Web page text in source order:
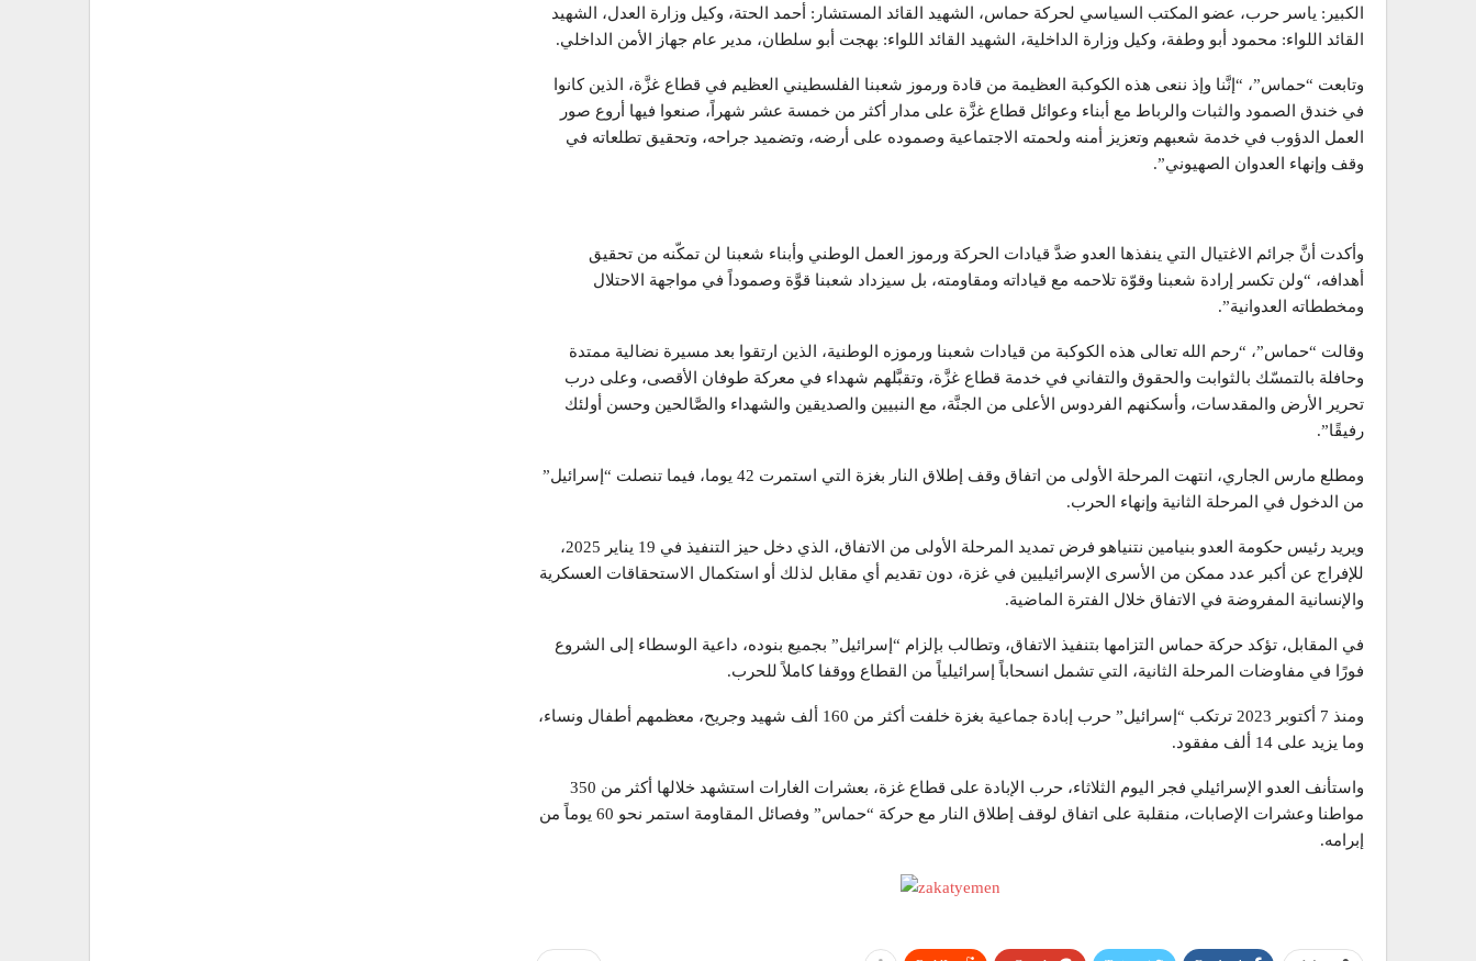
الكبير: ياسر حرب، عضو المكتب السياسي لحركة حماس، الشهيد القائد المستشار: أحمد الحتة، وكيل وزارة العدل، الشهيد
القائد اللواء: محمود أبو وطفة، وكيل وزارة الداخلية، الشهيد القائد اللواء: بهجت أبو سلطان، مدير عام جهاز الأمن الداخلي.
وتابعت “حماس”، “إنَّنا وإذ ننعى هذه الكوكبة العظيمة من قادة ورموز شعبنا الفلسطيني العظيم في قطاع غزَّة، الذين كانوا
في خندق الصمود والثبات والرباط مع أبناء وعوائل قطاع غزَّة على مدار أكثر من خمسة عشر شهراً، صنعوا فيها أروع صور
العمل الدؤوب في خدمة شعبهم وتعزيز أمنه ولحمته الاجتماعية وصموده على أرضه، وتضميد جراحه، وتحقيق تطلعاته في
وقف وإنهاء العدوان الصهيوني”.
وأكدت أنَّ جرائم الاغتيال التي ينفذها العدو ضدَّ قيادات الحركة ورموز العمل الوطني وأبناء شعبنا لن تمكّنه من تحقيق
أهدافه، “ولن تكسر إرادة شعبنا وقوّة تلاحمه مع قياداته ومقاومته، بل سيزداد شعبنا قوَّة وصموداً في مواجهة الاحتلال
ومخططاته العدوانية”.
وقالت “حماس”، “رحم الله تعالى هذه الكوكبة من قيادات شعبنا ورموزه الوطنية، الذين ارتقوا بعد مسيرة نضالية ممتدة
وحافلة بالتمسّك بالثوابت والحقوق والتفاني في خدمة قطاع غزَّة، وتقبَّلهم شهداء في معركة طوفان الأقصى، وعلى درب
تحرير الأرض والمقدسات، وأسكنهم الفردوس الأعلى من الجنَّة، مع النبيين والصديقين والشهداء والصَّالحين وحسن أولئك
رفيقًا”.
ومطلع مارس الجاري، انتهت المرحلة الأولى من اتفاق وقف إطلاق النار بغزة التي استمرت 42 يوما، فيما تنصلت “إسرائيل”
من الدخول في المرحلة الثانية وإنهاء الحرب.
ويريد رئيس حكومة العدو بنيامين نتنياهو فرض تمديد المرحلة الأولى من الاتفاق، الذي دخل حيز التنفيذ في 19 يناير 2025،
للإفراج عن أكبر عدد ممكن من الأسرى الإسرائيليين في غزة، دون تقديم أي مقابل لذلك أو استكمال الاستحقاقات العسكرية
والإنسانية المفروضة في الاتفاق خلال الفترة الماضية.
في المقابل، تؤكد حركة حماس التزامها بتنفيذ الاتفاق، وتطالب بإلزام “إسرائيل” بجميع بنوده، داعية الوسطاء إلى الشروع
فورًا في مفاوضات المرحلة الثانية، التي تشمل انسحاباً إسرائيلياً من القطاع ووقفا كاملاً للحرب.
ومنذ 7 أكتوبر 2023 ترتكب “إسرائيل” حرب إبادة جماعية بغزة خلفت أكثر من 160 ألف شهيد وجريح، معظمهم أطفال ونساء،
وما يزيد على 14 ألف مفقود.
واستأنف العدو الإسرائيلي فجر اليوم الثلاثاء، حرب الإبادة على قطاع غزة، بعشرات الغارات استشهد خلالها أكثر من 350
مواطنا وعشرات الإصابات، منقلبة على اتفاق لوقف إطلاق النار مع حركة “حماس” وفصائل المقاومة استمر نحو 60 يوماً من
إبرامه.